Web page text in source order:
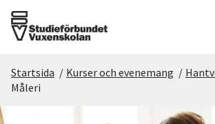
Det här gör vi
Startsida / Kurser och evenemang /
Måleri